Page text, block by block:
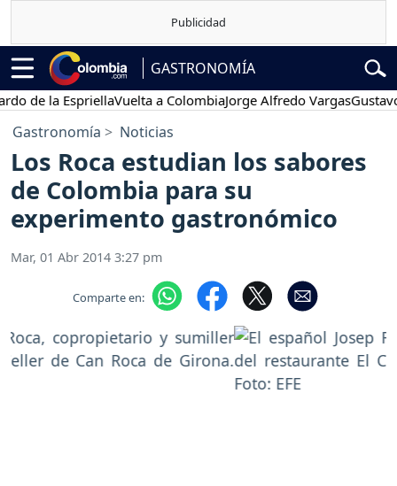
GASTRONOMÍA
de la EspriellaVuelta a ColombiaJorge Alfredo VargasGustavo
Gastronomía Noticias
Los Roca estudian los sabores
de Colombia para su
experimento gastronómico
Mar, 01 Abr 2014 3:27 pm
Comparte en: